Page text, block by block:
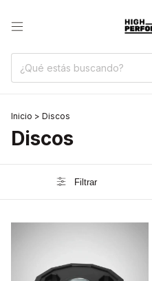
Inicio > Discos
Discos
Filtrar